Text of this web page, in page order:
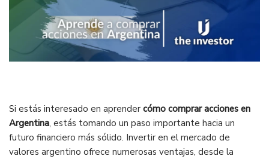
Si estás interesado en aprender cómo comprar acciones en
Argentina, estás tomando un paso importante hacia un
futuro financiero más sólido. Invertir en el mercado de
valores argentino ofrece numerosas ventajas, desde la